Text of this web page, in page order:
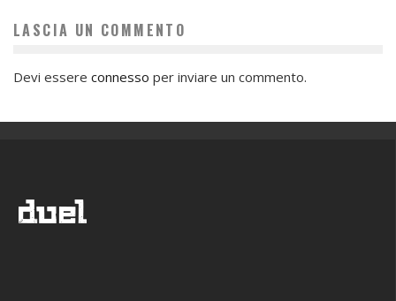
LASCIA UN COMMENTO
Devi essere connesso per inviare un commento.